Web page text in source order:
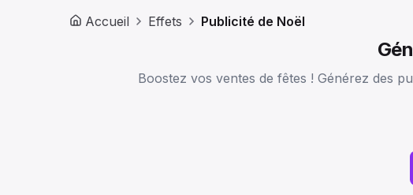
Accueil Effets Publicité de Noël
Boostez vos ventes de fêtes ! Générez des